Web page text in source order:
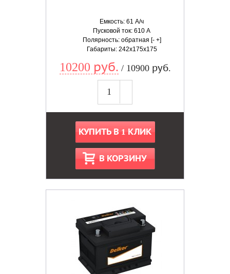
Емкость: 61 А/ч
Пусковой ток: 610 А
Полярность: обратная [- +]
Габариты: 242x175x175
10200 руб. / 10900 руб.
КУПИТЬ В 1 КЛИК
В КОРЗИНУ